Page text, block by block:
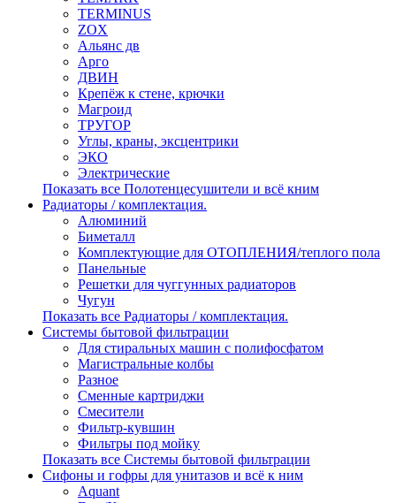
TERMINUS
ZOX
Альянс дв
Арго
ДВИН
Крепёж к стене, крючки
Магроид
ТРУГОР
Углы, краны, эксцентрики
ЭКО
Электрические
Показать все Полотенцесушители и всё кним
Радиаторы / комплектация.
Алюминий
Биметалл
Комплектующие для ОТОПЛЕНИЯ/теплого пола
Панельные
Решетки для чуггунных радиаторов
Чугун
Показать все Радиаторы / комплектация.
Системы бытовой фильтрации
Для стиральных машин с полифосфатом
Магистральные колбы
Разное
Сменные картриджи
Смесители
Фильтр-кувшин
Фильтры под мойку
Показать все Системы бытовой фильтрации
Сифоны и гофры для унитазов и всё к ним
Aquant